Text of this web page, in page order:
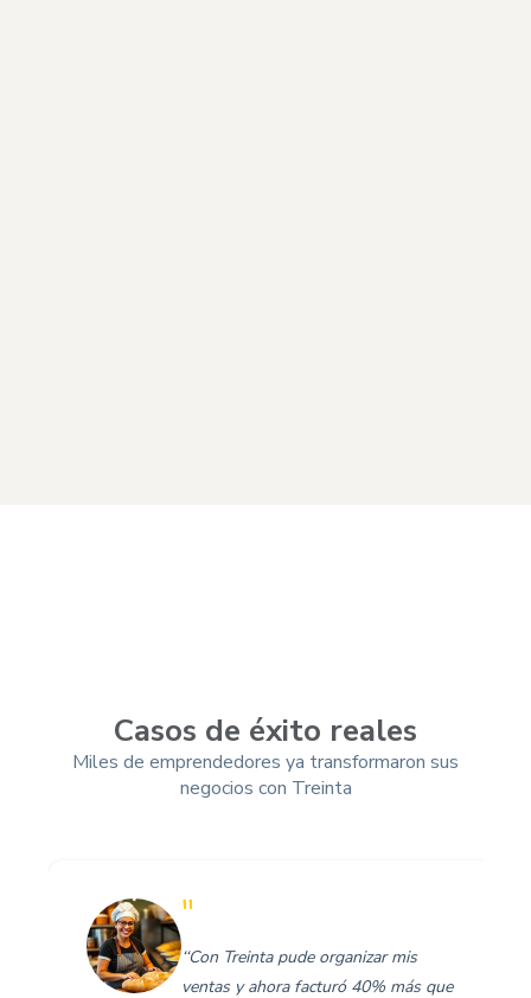
Casos de éxito reales
Miles de emprendedores ya transformaron sus
negocios con Treinta
"
‘‘Con Treinta pude organizar mis
ventas y ahora facturó 40% más que